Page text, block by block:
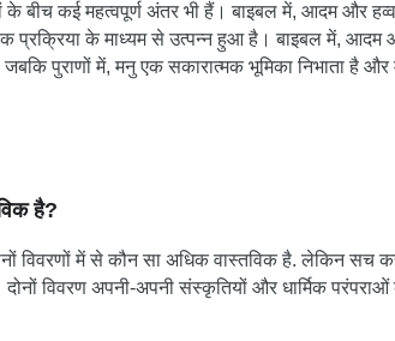
के बीच कई महत्वपूर्ण अंतर भी हैं। बाइबल में, आदम और हव्वा
प्रक्रिया के माध्यम से उत्पन्न हुआ है। बाइबल में, आदम
पुराणों में, मनु एक सकारात्मक भूमिका निभाता है
है?
विवरणों में से कौन सा अधिक वास्तविक है. लेकिन सच
विवरण अपनी-अपनी संस्कृतियों और धार्मिक